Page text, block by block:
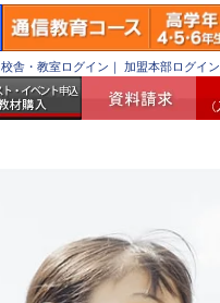
校舎・教室ログイン ｜ 加盟本部ログイン